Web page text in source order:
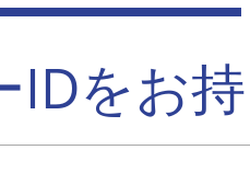
IDをお